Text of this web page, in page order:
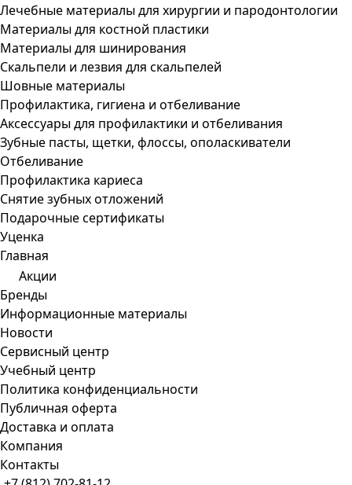
Лечебные материалы для хирургии и пародонтологии
Материалы для костной пластики
Материалы для шинирования
Скальпели и лезвия для скальпелей
Шовные материалы
Профилактика, гигиена и отбеливание
Аксессуары для профилактики и отбеливания
Зубные пасты, щетки, флоссы, ополаскиватели
Отбеливание
Профилактика кариеса
Снятие зубных отложений
Подарочные сертификаты
Уценка
Главная
Акции
Бренды
Информационные материалы
Новости
Сервисный центр
Учебный центр
Политика конфиденциальности
Публичная оферта
Доставка и оплата
Компания
Контакты